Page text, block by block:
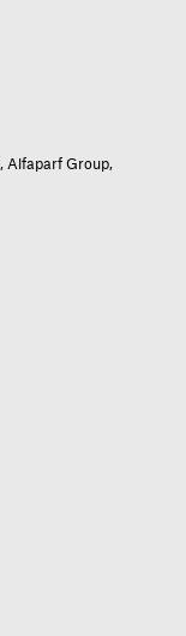
, Alfaparf Group,